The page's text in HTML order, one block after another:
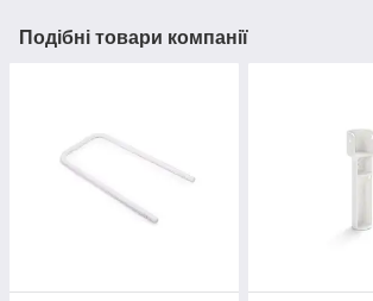
Подібні товари компанії